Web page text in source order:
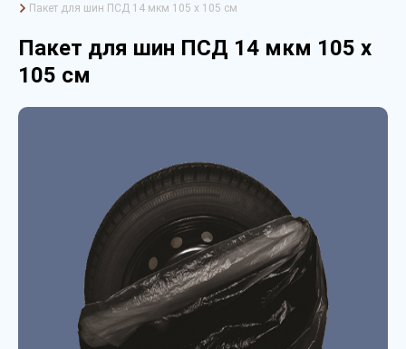
Пакет для шин ПСД 14 мкм 105 х 105 см
Пакет для шин ПСД 14 мкм 105 х
105 см